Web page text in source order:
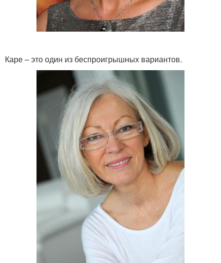
Каре – это один из беспроигрышных вариантов.